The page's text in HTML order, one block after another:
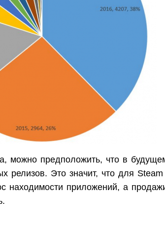
можно предположить, что в
релизов. Это значит, что для Steam
находимости приложений, а